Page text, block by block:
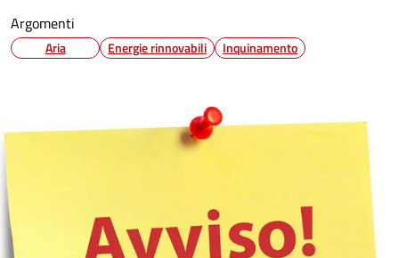
Argomenti
Aria Energie rinnovabili Inquinamento